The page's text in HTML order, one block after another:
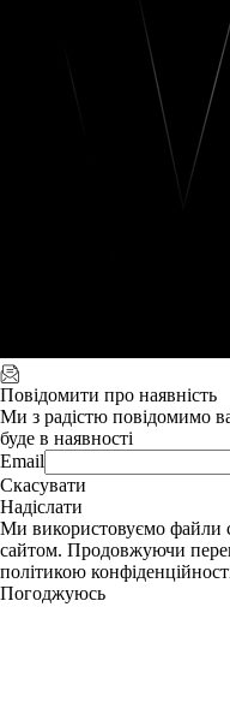
Повідомити про наявність
Ми з радістю повідомимо
буде в наявності
Email
Скасувати
Надіслати
Ми використовуємо файли
сайтом. Продовжуючи
політикою
Погоджуюсь